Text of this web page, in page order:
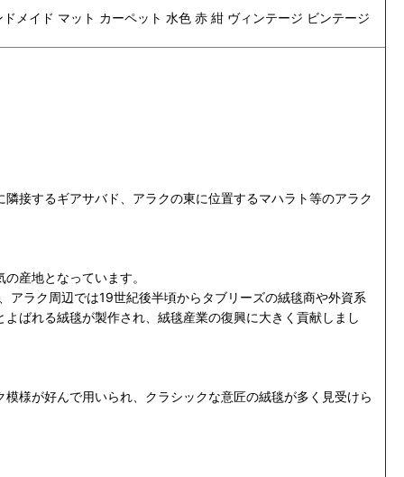
メイド マット カーペット 水色 赤 紺 ヴィンテージ ビンテージ
接するギアサバド、アラクの東に位置するマハラト等のアラク
産地となっています。
ラク周辺では19世紀後半頃からタブリーズの絨毯商や外資系
ばれる絨毯が製作され、絨毯産業の復興に大きく貢献しまし
模様が好んで用いられ 、クラシックな意匠の絨毯が多く見受けら